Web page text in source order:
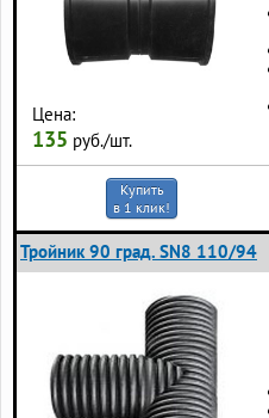
Цена:
135 руб./шт.
Купить
в 1 клик!
Тройник 90 град. SN8 110/94